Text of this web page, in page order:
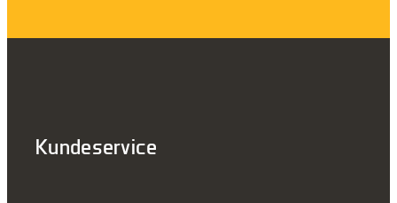
Kundeservice